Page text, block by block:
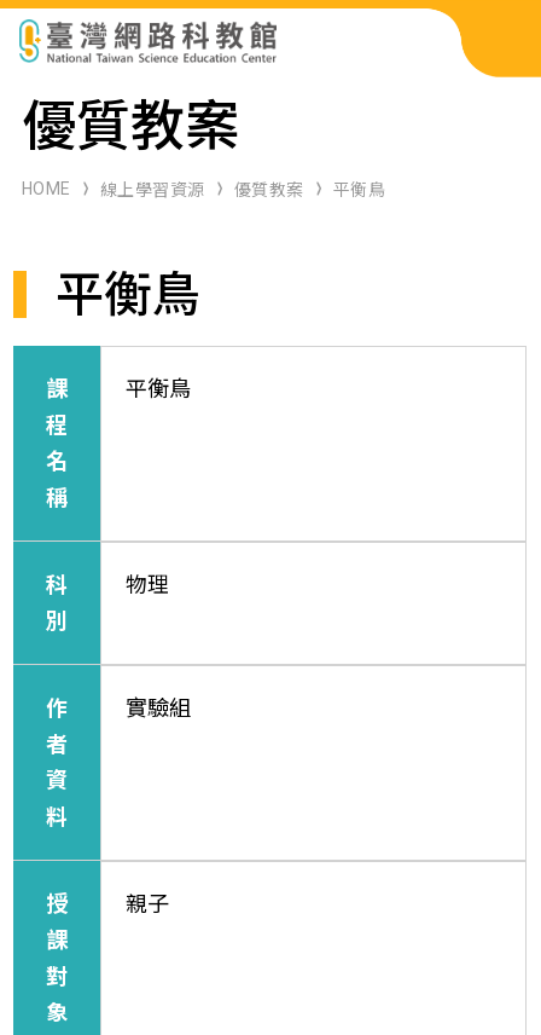
科展作品檢索
科學研習月刊
優質教案
HOME 線上學習資源 優質教案 平衡鳥
平衡鳥
課
程
名
稱
平衡鳥
科
別
物理
作
者
資
料
實驗組
授
課
對
象
親子